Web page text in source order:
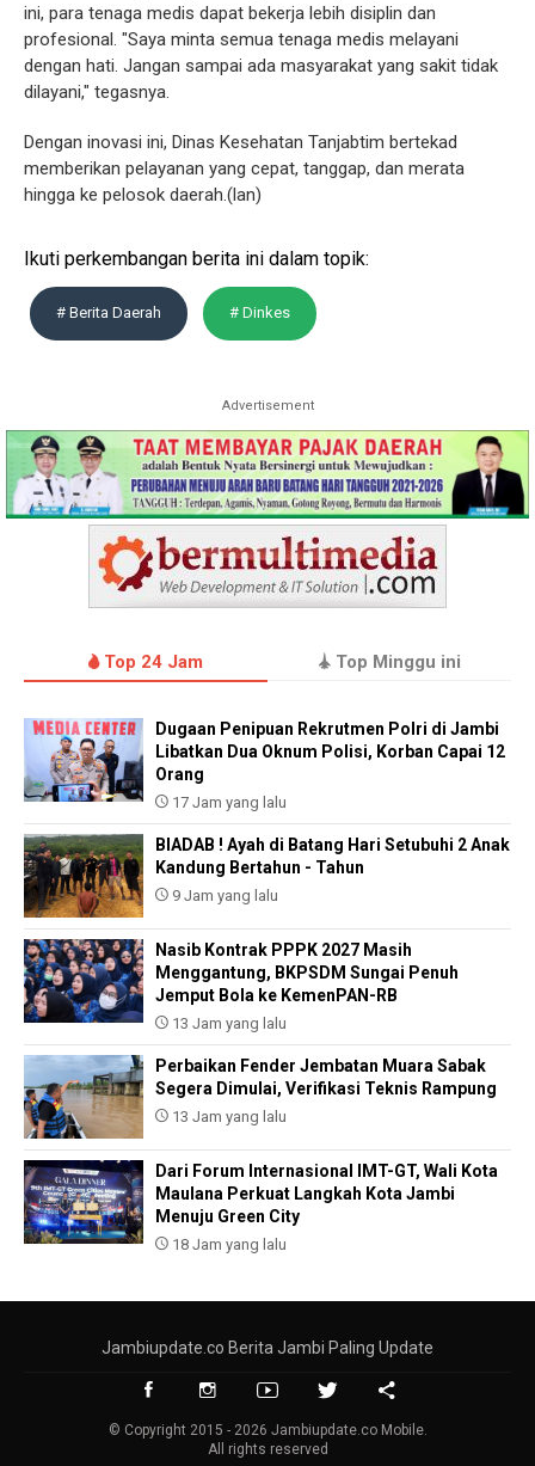
ini, para tenaga medis dapat bekerja lebih disiplin dan
profesional. "Saya minta semua tenaga medis melayani
dengan hati. Jangan sampai ada masyarakat yang sakit tidak
dilayani," tegasnya.
Dengan inovasi ini, Dinas Kesehatan Tanjabtim bertekad
memberikan pelayanan yang cepat, tanggap, dan merata
hingga ke pelosok daerah.(lan)
Ikuti perkembangan berita ini dalam topik:
# Berita Daerah # Dinkes
Advertisement
Top 24 Jam Top Minggu ini
Dugaan Penipuan Rekrutmen Polri di Jambi
Libatkan Dua Oknum Polisi, Korban Capai 12
Orang
17 Jam yang lalu
BIADAB ! Ayah di Batang Hari Setubuhi 2 Anak
Kandung Bertahun - Tahun
9 Jam yang lalu
Nasib Kontrak PPPK 2027 Masih
Menggantung, BKPSDM Sungai Penuh
Jemput Bola ke KemenPAN-RB
13 Jam yang lalu
Perbaikan Fender Jembatan Muara Sabak
Segera Dimulai, Verifikasi Teknis Rampung
13 Jam yang lalu
Dari Forum Internasional IMT-GT, Wali Kota
Maulana Perkuat Langkah Kota Jambi
Menuju Green City
18 Jam yang lalu
Jambiupdate.co Berita Jambi Paling Update
© Copyright 2015 - 2026 Jambiupdate.co Mobile.
All rights reserved